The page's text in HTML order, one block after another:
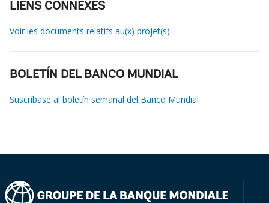
LIENS CONNEXES
Voir les documents relatifs au(x) projet(s)
BOLETÍN DEL BANCO MUNDIAL
Suscríbase al boletín semanal del Banco Mundial